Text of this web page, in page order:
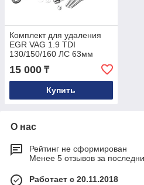
Комплект для удаления
EGR VAG 1.9 TDI
130/150/160 ЛС 63мм
15 000 ₸
Купить
О нас
Рейтинг не сформирован
Менее 5 отзывов за
Работает с 20.11.2018